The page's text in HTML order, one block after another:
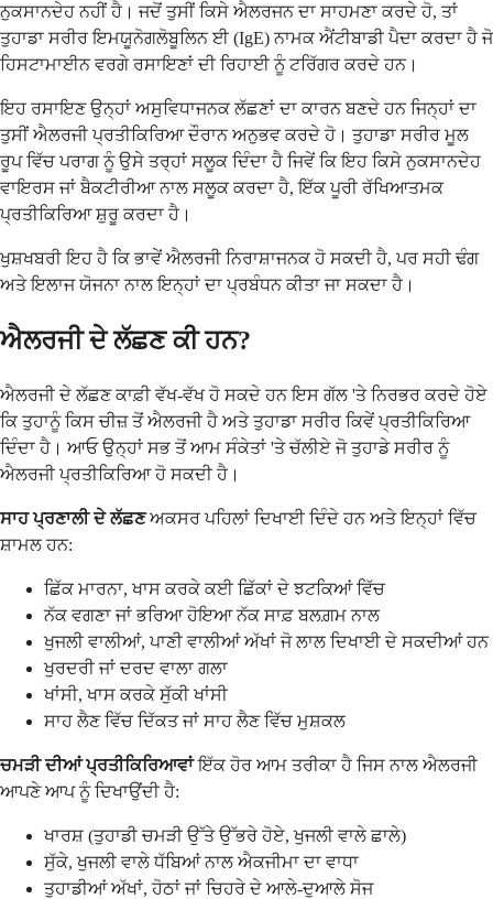
ਨੁਕਸਾਨਦੇਹ ਨਹੀਂ ਹੈ। ਜਦੋਂ ਤੁਸੀਂ ਕਿਸੇ ਐਲਰਜਨ ਦਾ ਸਾਹਮਣਾ ਕਰਦੇ ਹੋ, ਤਾਂ
ਤੁਹਾਡਾ ਸਰੀਰ ਇਮਯੂਨੋਗਲੋਬੂਲਿਨ ਈ (IgE) ਨਾਮਕ ਐਂਟੀਬਾਡੀ ਪੈਦਾ ਕਰਦਾ ਹੈ ਜੋ
ਹਿਸਟਾਮਾਈਨ ਵਰਗੇ ਰਸਾਇਣਾਂ ਦੀ ਰਿਹਾਈ ਨੂੰ ਟਰਿੱਗਰ ਕਰਦੇ ਹਨ।
ਇਹ ਰਸਾਇਣ ਉਨ੍ਹਾਂ ਅਸੁਵਿਧਾਜਨਕ ਲੱਛਣਾਂ ਦਾ ਕਾਰਨ ਬਣਦੇ ਹਨ ਜਿਨ੍ਹਾਂ ਦਾ
ਤੁਸੀਂ ਐਲਰਜੀ ਪ੍ਰਤੀਕਿਰਿਆ ਦੌਰਾਨ ਅਨੁਭਵ ਕਰਦੇ ਹੋ। ਤੁਹਾਡਾ ਸਰੀਰ ਮੂਲ
ਰੂਪ ਵਿੱਚ ਪਰਾਗ ਨੂੰ ਉਸੇ ਤਰ੍ਹਾਂ ਸਲੂਕ ਦਿੰਦਾ ਹੈ ਜਿਵੇਂ ਕਿ ਇਹ ਕਿਸੇ ਨੁਕਸਾਨਦੇਹ
ਵਾਇਰਸ ਜਾਂ ਬੈਕਟੀਰੀਆ ਨਾਲ ਸਲੂਕ ਕਰਦਾ ਹੈ, ਇੱਕ ਪੂਰੀ ਰੱਖਿਆਤਮਕ
ਪ੍ਰਤੀਕਿਰਿਆ ਸ਼ੁਰੂ ਕਰਦਾ ਹੈ।
ਖੁਸ਼ਖਬਰੀ ਇਹ ਹੈ ਕਿ ਭਾਵੇਂ ਐਲਰਜੀ ਨਿਰਾਸ਼ਾਜਨਕ ਹੋ ਸਕਦੀ ਹੈ, ਪਰ ਸਹੀ ਢੰਗ
ਅਤੇ ਇਲਾਜ ਯੋਜਨਾ ਨਾਲ ਇਨ੍ਹਾਂ ਦਾ ਪ੍ਰਬੰਧਨ ਕੀਤਾ ਜਾ ਸਕਦਾ ਹੈ।
ਐਲਰਜੀ ਦੇ ਲੱਛਣ ਕੀ ਹਨ?
ਐਲਰਜੀ ਦੇ ਲੱਛਣ ਕਾਫ਼ੀ ਵੱਖ-ਵੱਖ ਹੋ ਸਕਦੇ ਹਨ ਇਸ ਗੱਲ 'ਤੇ ਨਿਰਭਰ ਕਰਦੇ ਹੋਏ
ਕਿ ਤੁਹਾਨੂੰ ਕਿਸ ਚੀਜ਼ ਤੋਂ ਐਲਰਜੀ ਹੈ ਅਤੇ ਤੁਹਾਡਾ ਸਰੀਰ ਕਿਵੇਂ ਪ੍ਰਤੀਕਿਰਿਆ
ਦਿੰਦਾ ਹੈ। ਆਓ ਉਨ੍ਹਾਂ ਸਭ ਤੋਂ ਆਮ ਸੰਕੇਤਾਂ 'ਤੇ ਚੱਲੀਏ ਜੋ ਤੁਹਾਡੇ ਸਰੀਰ ਨੂੰ
ਐਲਰਜੀ ਪ੍ਰਤੀਕਿਰਿਆ ਹੋ ਸਕਦੀ ਹੈ।
ਸਾਹ ਪ੍ਰਣਾਲੀ ਦੇ ਲੱਛਣਅਕਸਰ ਪਹਿਲਾਂ ਦਿਖਾਈ ਦਿੰਦੇ ਹਨ ਅਤੇ ਇਨ੍ਹਾਂ ਵਿੱਚ
ਸ਼ਾਮਲ ਹਨ:
ਛਿੱਕ ਮਾਰਨਾ, ਖਾਸ ਕਰਕੇ ਕਈ ਛਿੱਕਾਂ ਦੇ ਝਟਕਿਆਂ ਵਿੱਚ
ਨੱਕ ਵਗਣਾ ਜਾਂ ਭਰਿਆ ਹੋਇਆ ਨੱਕ ਸਾਫ਼ ਬਲਗ਼ਮ ਨਾਲ
ਖੁਜਲੀ ਵਾਲੀਆਂ, ਪਾਣੀ ਵਾਲੀਆਂ ਅੱਖਾਂ ਜੋ ਲਾਲ ਦਿਖਾਈ ਦੇ ਸਕਦੀਆਂ ਹਨ
ਖੁਰਦਰੀ ਜਾਂ ਦਰਦ ਵਾਲਾ ਗਲਾ
ਖਾਂਸੀ, ਖਾਸ ਕਰਕੇ ਸੁੱਕੀ ਖਾਂਸੀ
ਸਾਹ ਲੈਣ ਵਿੱਚ ਦਿੱਕਤ ਜਾਂ ਸਾਹ ਲੈਣ ਵਿੱਚ ਮੁਸ਼ਕਲ
ਚਮੜੀ ਦੀਆਂ ਪ੍ਰਤੀਕਿਰਿਆਵਾਂਇੱਕ ਹੋਰ ਆਮ ਤਰੀਕਾ ਹੈ ਜਿਸ ਨਾਲ ਐਲਰਜੀ
ਆਪਣੇ ਆਪ ਨੂੰ ਦਿਖਾਉਂਦੀ ਹੈ:
ਖਾਰਸ਼ (ਤੁਹਾਡੀ ਚਮੜੀ ਉੱਤੇ ਉੱਭਰੇ ਹੋਏ, ਖੁਜਲੀ ਵਾਲੇ ਛਾਲੇ)
ਸੁੱਕੇ, ਖੁਜਲੀ ਵਾਲੇ ਧੱਬਿਆਂ ਨਾਲ ਐਕਜੀਮਾ ਦਾ ਵਾਧਾ
ਤੁਹਾਡੀਆਂ ਅੱਖਾਂ, ਹੋਠਾਂ ਜਾਂ ਚਿਹਰੇ ਦੇ ਆਲੇ-ਦੁਆਲੇ ਸੋਜ